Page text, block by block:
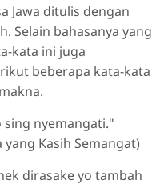
Jawa ditulis dengan
Selain bahasanya yang
kata ini juga
beberapa kata-kata
sing nyemangati."
Kasih Semangat)
dirasake yo tambah